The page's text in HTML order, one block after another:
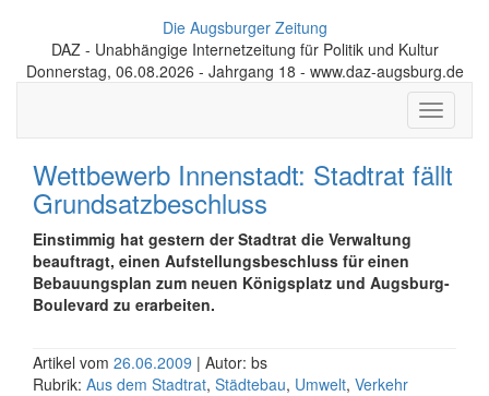
Die Augsburger Zeitung
DAZ - Unabhängige Internetzeitung für Politik und Kultur
Donnerstag, 06.08.2026 - Jahrgang 18 - www.daz-augsburg.de
Toggle
Wettbewerb Innenstadt: Stadtrat fällt
Grundsatzbeschluss
Einstimmig hat gestern der Stadtrat die Verwaltung
beauftragt, einen Aufstellungsbeschluss für einen
Bebauungsplan zum neuen Königsplatz und Augsburg-
Boulevard zu erarbeiten.
Artikel vom 26.06.2009 | Autor: bs
Rubrik: Aus dem Stadtrat, Städtebau, Umwelt, Verkehr